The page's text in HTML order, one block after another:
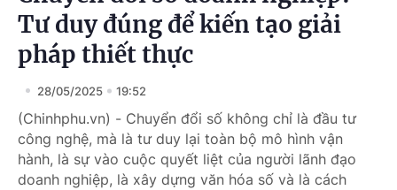
Tư duy đúng để kiến tạo giải
pháp thiết thực
28/05/2025 19:52
(Chinhphu.vn) - Chuyển đổi số không chỉ là đầu tư
công nghệ, mà là tư duy lại toàn bộ mô hình vận
hành, là sự vào cuộc quyết liệt của người lãnh đạo
doanh nghiệp, là xây dựng văn hóa số và là cách